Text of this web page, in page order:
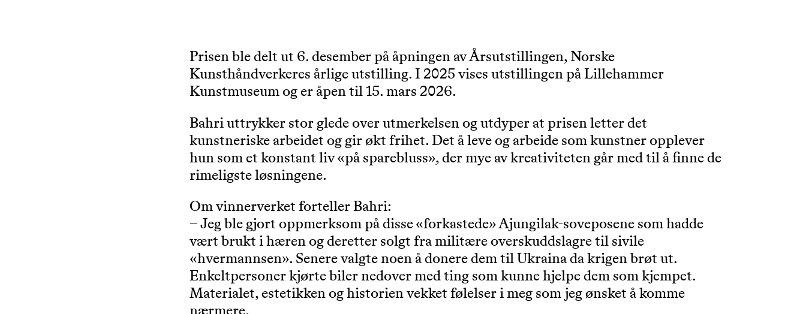
Prisen ble delt ut 6. desember på åpningen av Årsutstillingen, Norske
Kunsthåndverkeres årlige utstilling. I 2025 vises utstillingen på Lillehammer
Kunstmuseum og er åpen til 15. mars 2026.
Bahri uttrykker stor glede over utmerkelsen og utdyper at prisen letter det
kunstneriske arbeidet og gir økt frihet. Det å leve og arbeide som kunstner opplever
hun som et konstant liv «på sparebluss», der mye av kreativiteten går med til å finne de
rimeligste løsningene.
Om vinnerverket forteller Bahri:
– Jeg ble gjort oppmerksom på disse «forkastede» Ajungilak-soveposene som hadde
vært brukt i hæren og deretter solgt fra militære overskuddslagre til sivile
«hvermannsen». Senere valgte noen å donere dem til Ukraina da krigen brøt ut.
Enkeltpersoner kjørte biler nedover med ting som kunne hjelpe dem som kjempet.
Materialet, estetikken og historien vekket følelser i meg som jeg ønsket å komme